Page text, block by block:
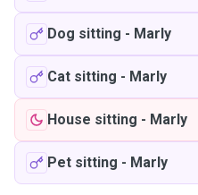
Dog sitting - Marly
Cat sitting - Marly
House sitting - Marly
Pet sitting - Marly